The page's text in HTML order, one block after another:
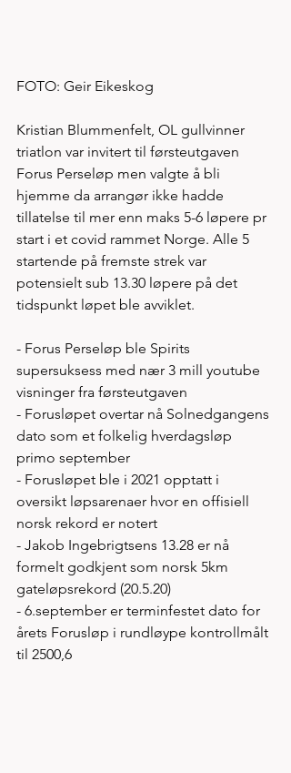
FOTO: Geir Eikeskog
Kristian Blummenfelt, OL gullvinner
triatlon var invitert til førsteutgaven
Forus Perseløp men valgte å bli
hjemme da arrangør ikke hadde
tillatelse til mer enn maks 5-6 løpere pr
start i et covid rammet Norge. Alle 5
startende på fremste strek var
potensielt sub 13.30 løpere på det
tidspunkt løpet ble avviklet.
- Forus Perseløp ble Spirits
supersuksess med nær 3 mill youtube
visninger fra førsteutgaven
- Forusløpet overtar nå Solnedgangens
dato som et folkelig hverdagsløp
primo september
- Forusløpet ble i 2021 opptatt i
oversikt løpsarenaer hvor en offisiell
norsk rekord er notert
- Jakob Ingebrigtsens 13.28 er nå
formelt godkjent som norsk 5km
gateløpsrekord (20.5.20)
- 6.september er terminfestet dato for
årets Forusløp i rundløype kontrollmålt
til 2500,6